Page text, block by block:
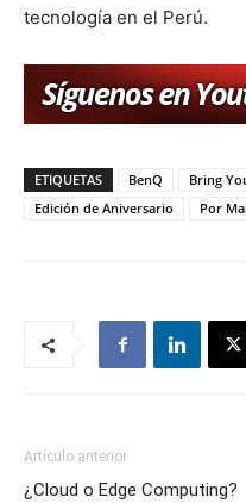
tecnología en el Perú.
ETIQUETAS BenQ
Bring
Edición de Aniversario
Por
Artículo anterior
¿Cloud o Edge Computing?